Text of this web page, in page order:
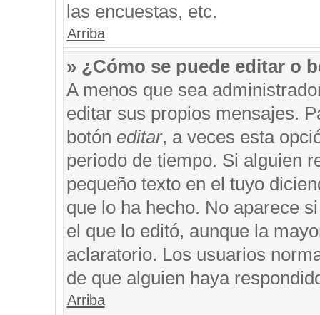
las encuestas, etc.
Arriba
» ¿Cómo se puede editar o
A menos que sea
editar sus propios mensajes.
botón editar, a veces esta
periodo de tiempo. Si alguien
pequeño texto en el tuyo
que lo ha hecho. No aparece
el que lo editó, aunque la
aclaratorio. Los usuarios
de que alguien haya
Arriba